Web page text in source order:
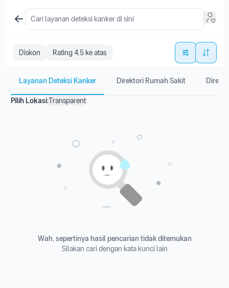
Diskon Rating 4.5 ke atas
Layanan Deteksi Kanker Direktori Rumah Sakit
Pilih Lokasi:Transparent
Wah, sepertinya hasil pencarian tidak ditemukan
Silakan cari dengan kata kunci lain